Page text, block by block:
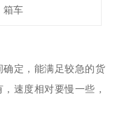
箱车
定，能满足较急的货
速度相对要慢一些，